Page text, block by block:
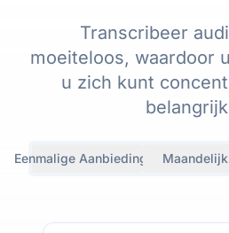
Transcribeer
moeiteloos, waardoor
u zich kunt
Eenmalige Aanbiedingen